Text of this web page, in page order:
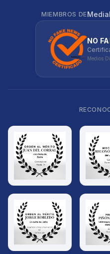
MIEMBROS DE
NO
Medios